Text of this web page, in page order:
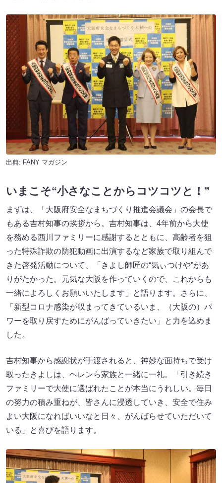
出典: FANY マガジン
いまこそ“小さなことからコツコツと！”
まずは、「大阪府安全なまちづくり推進会議会」の会長で
もある吉村知事の挨拶から。吉村知事は、4年前から大使
を務める西川ファミリーに感謝するとともに、高齢者を狙
った特殊詐欺の防犯動画に出演するなど家族で取り組んで
きた啓発活動について、「きよし師匠の“気ぃつけや”があ
りがたかった。元気な大阪を作っていくので、これからも
一緒によろしくお願いいたします」と語ります。さらに、
「新型コロナ感染が収まってきているいま、（大阪の）パ
ワーを取り戻すためにがんばっていきたい」と力を込めま
した。
吉村知事から感謝状が手渡されると、神妙な面持ちで受け
取ったきよしは、ヘレンら家族と一緒に一礼。「引き続き
ファミリーで大使に選ばれたことが本当にうれしい。毎日
の努力の積み重ねが、皆さんに浸透していき、安全で住み
よい大阪になればいいなと日々、がんばらせていただいて
いる」と喜びを語ります。